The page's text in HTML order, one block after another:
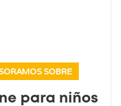
SOBRE
para niños